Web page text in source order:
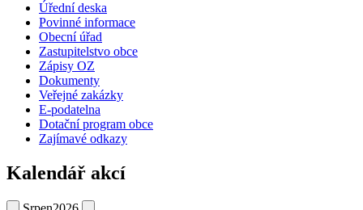
Úřední deska
Povinné informace
Obecní úřad
Zastupitelstvo obce
Zápisy OZ
Dokumenty
Veřejné zakázky
E-podatelna
Dotační program obce
Zajímavé odkazy
Kalendář akcí